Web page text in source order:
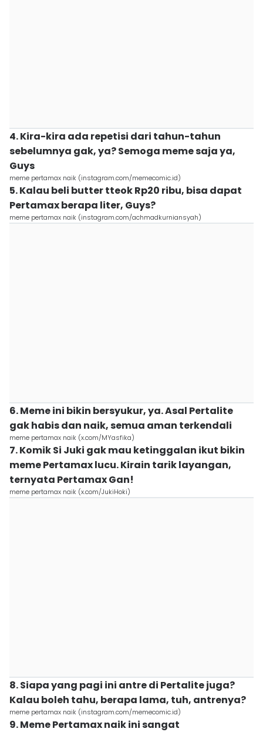
4. Kira-kira ada repetisi dari tahun-tahun
sebelumnya gak, ya? Semoga meme saja ya,
Guys
meme pertamax naik (instagram.com/memecomic.id)
5. Kalau beli butter tteok Rp20 ribu, bisa dapat
Pertamax berapa liter, Guys?
meme pertamax naik (instagram.com/achmadkurniansyah)
6. Meme ini bikin bersyukur, ya. Asal Pertalite
gak habis dan naik, semua aman terkendali
meme pertamax naik (x.com/MYasfika)
7. Komik Si Juki gak mau ketinggalan ikut bikin
meme Pertamax lucu. Kirain tarik layangan,
ternyata Pertamax Gan!
meme pertamax naik (x.com/JukiHoki)
8. Siapa yang pagi ini antre di Pertalite juga?
Kalau boleh tahu, berapa lama, tuh, antrenya?
meme pertamax naik (instagram.com/memecomic.id)
9. Meme Pertamax naik ini sangat